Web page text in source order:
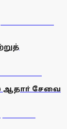
ஆதாா் சேவை